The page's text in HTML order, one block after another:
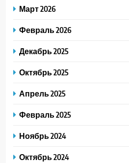
Март 2026
Февраль 2026
Декабрь 2025
Октябрь 2025
Апрель 2025
Февраль 2025
Ноябрь 2024
Октябрь 2024